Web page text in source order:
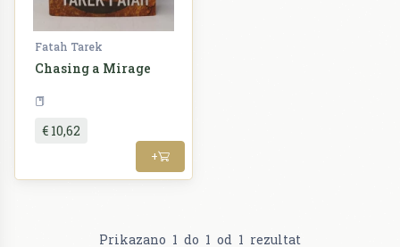
Fatah Tarek
Chasing a Mirage
€ 10,62
+
Prikazano 1 do 1 od 1 rezultat